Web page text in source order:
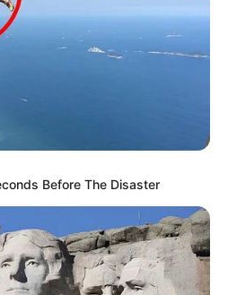
Before The Disaster